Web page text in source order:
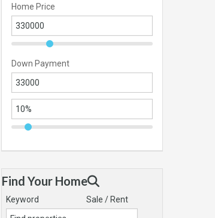
Home Price
Down Payment
Find Your Home
Keyword Sale / Rent